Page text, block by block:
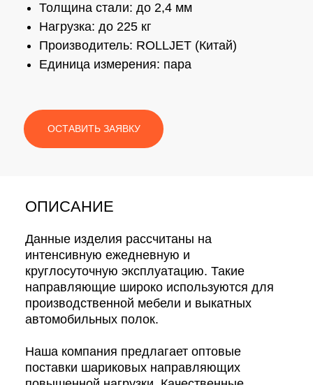
Толщина стали: до 2,4 мм
Нагрузка: до 225 кг
Производитель: ROLLJET (Китай)
Единица измерения: пара
ОСТАВИТЬ ЗАЯВКУ
ОПИСАНИЕ
Данные изделия рассчитаны на
интенсивную ежедневную и
круглосуточную эксплуатацию. Такие
направляющие широко используются для
производственной мебели и выкатных
автомобильных полок.
Наша компания предлагает оптовые
поставки шариковых направляющих